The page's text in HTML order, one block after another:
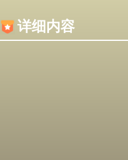
详细内容